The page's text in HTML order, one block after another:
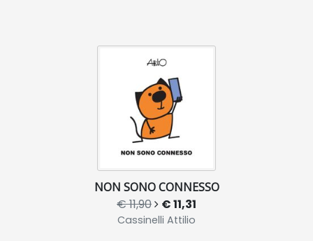
NON SONO CONNESSO
€ 11,90 € 11,31
Cassinelli Attilio